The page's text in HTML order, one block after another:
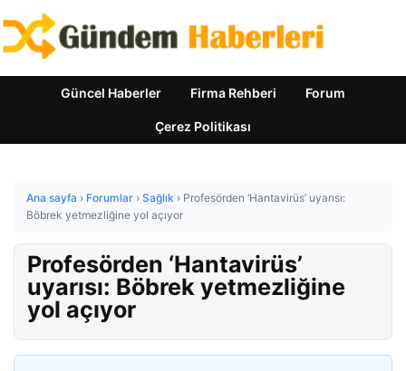
Güncel Haberler Firma Rehberi Forum
Çerez Politikası
Ana sayfa › Forumlar › Sağlık › Profesörden ‘Hantavirüs’ uyarısı:
Böbrek yetmezliğine yol açıyor
Profesörden ‘Hantavirüs’
uyarısı: Böbrek yetmezliğine
yol açıyor